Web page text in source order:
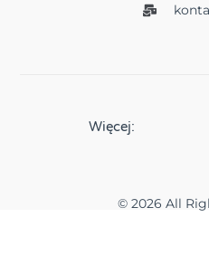
Więcej:
© 2026 All